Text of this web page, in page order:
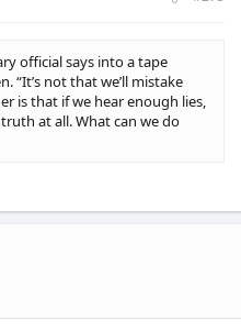
official says into a tape
“It’s not that we’ll mistake
is that if we hear enough lies,
at all. What can we do